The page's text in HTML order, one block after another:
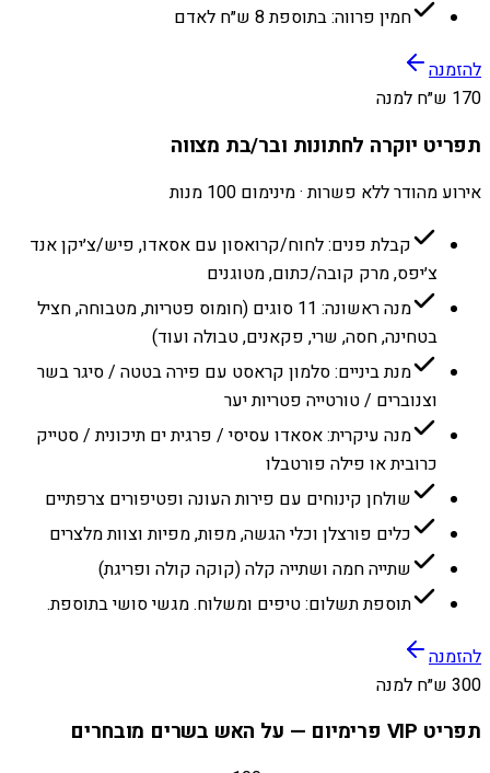
חמין פרווה: בתוספת 8 ש״ח לאדם
להזמנה
170 ש״ח למנה
תפריט יוקרה לחתונות ובר/בת מצווה
אירוע מהודר ללא פשרות · מינימום 100 מנות
קבלת פנים: לחוח/קרואסון עם אסאדו, פיש/צ׳יקן אנד
צ׳יפס, מרק קובה/כתום, מטוגנים
מנה ראשונה: 11 סוגים (חומוס פטריות, מטבוחה, חציל
בטחינה, חסה, שרי, פקאנים, טבולה ועוד)
מנת ביניים: סלמון קראסט עם פירה בטטה / סיגר בשר
וצנוברים / טורטייה פטריות יער
מנה עיקרית: אסאדו עסיסי / פרגית ים תיכונית / סטייק
כרובית או פילה פורטבלו
שולחן קינוחים עם פירות העונה ופטיפורים צרפתיים
כלים פורצלן וכלי הגשה, מפות, מפיות וצוות מלצרים
שתייה חמה ושתייה קלה (קוקה קולה ופריגת)
תוספת תשלום: טיפים ומשלוח. מגשי סושי בתוספת.
להזמנה
300 ש״ח למנה
תפריט VIP פרימיום — על האש בשרים מובחרים